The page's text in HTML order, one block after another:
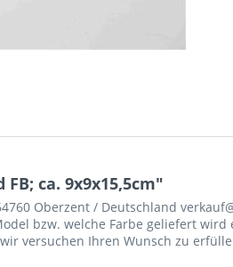
ca. 9x9x15,5cm"
Oberzent / Deutschland
bzw. welche Farbe geliefert
versuchen Ihren Wunsch zu